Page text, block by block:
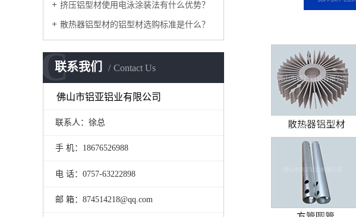
挤压铝型材使用电泳涂装法有什么优势？
散热器铝型材的铝型材选购标准是什么？
联系我们 Contact Us
C
佛山市铝亚铝业有限公司
联系人：徐总
手 机：18676526988
电 话：0757-63222898
邮 箱：874514218@qq.com